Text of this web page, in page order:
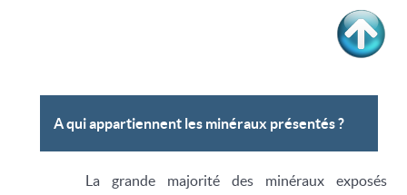
A qui appartiennent les minéraux présentés ?
La grande majorité des minéraux exposés